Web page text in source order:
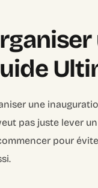
une
pas juste lever
pour